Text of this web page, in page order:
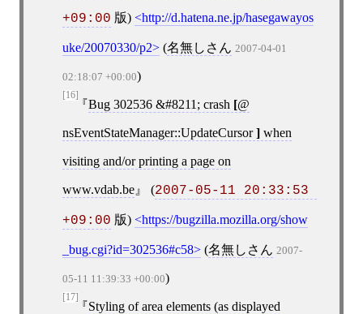
+09:00 版) http://d.hatena.ne.jp/hasegawayos
uke/20070330/p2 (名無しさん 2007-04-01
02:18:07 +00:00)
[16]
Bug 302536 &#8211; crash [@
nsEventStateManager::UpdateCursor]when
visiting and/or printing a page on
www.vdab.be (2007-05-11 20:33:53
+09:00 版) https://bugzilla.mozilla.org/show
_bug.cgi?id=302536#c58 (名無しさん 2007-
05-11 11:39:33 +00:00)
[17]
Styling of area elements (as displayed